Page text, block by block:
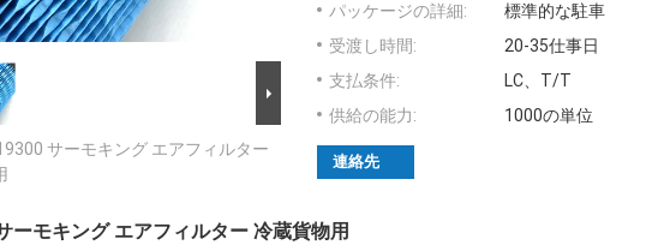
サーモキング エアフィルター
パッケージの詳細:
標準的な駐車
受渡し時間:
20-35仕事日
支払条件:
LC、T/T
供給の能力:
1000の単位
連絡先
ーモキング エアフィルター 冷蔵貨物用